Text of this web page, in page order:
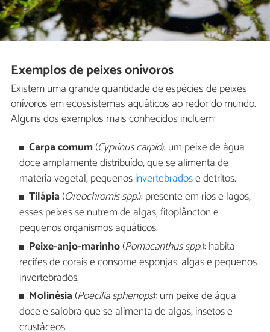
Exemplos de peixes onívoros
Existem uma grande quantidade de espécies de peixes
onívoros em ecossistemas aquáticos ao redor do mundo.
Alguns dos exemplos mais conhecidos incluem:
Carpa comum(Cyprinus carpio): um peixe de água
doce amplamente distribuído, que se alimenta de
matéria vegetal, pequenosinvertebradose detritos.
Tilápia (Oreochromis spp.): presente em rios e lagos,
esses peixes se nutrem de algas, fitoplâncton e
pequenos organismos aquáticos.
Peixe-anjo-marinho(Pomacanthus spp.): habita
recifes de corais e consome esponjas, algas e pequenos
invertebrados.
Molinésia (Poecilia sphenops): um peixe de água
doce e salobra que se alimenta de algas, insetos e
crustáceos.